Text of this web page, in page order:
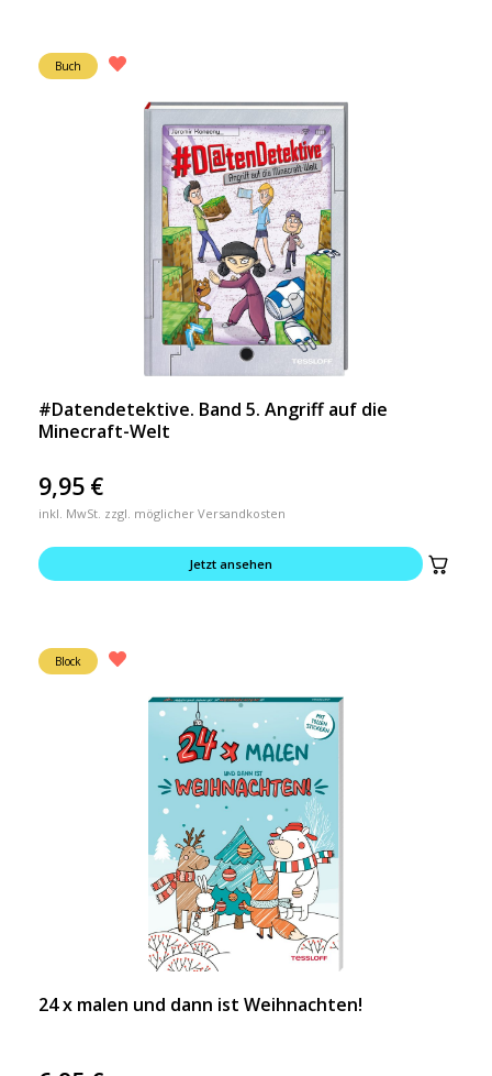
Buch
#Datendetektive. Band 5. Angriff auf die
Minecraft-Welt
9,95 €
inkl. MwSt. zzgl. möglicher Versandkosten
Jetzt ansehen
Block
24 x malen und dann ist Weihnachten!